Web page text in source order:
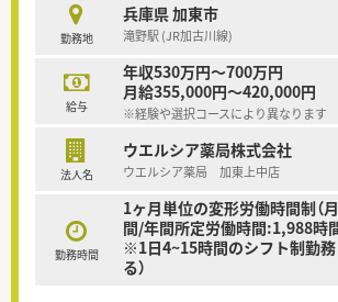
勤務地
兵庫県 加東市
滝野駅 (JR加古川線)
給与
年収530万円～700万円
月給355,000円～420,000円
※経験や選択コースにより異なります
法人名
ウエルシア薬局株式会社
ウエルシア薬局 加東上中店
勤務時間
1ヶ月単位の変形労働時間制（
間/年間所定労働時間:1,988時間
※1日4~15時間のシフト制勤務
る）